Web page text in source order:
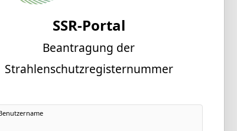
SSR-Portal
Beantragung der
Strahlenschutzregisternummer